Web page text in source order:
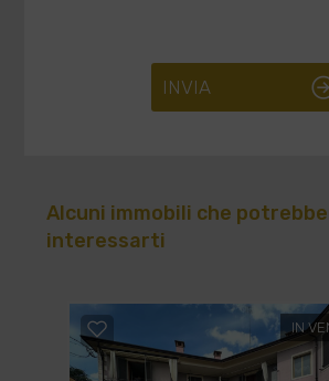
INVIA
Alcuni immobili che
interessarti
IN